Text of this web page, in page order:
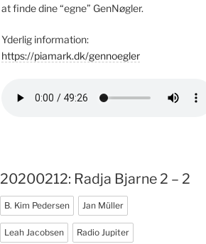
at finde dine “egne” GenNøgler.
Yderlig information:
https://piamark.dk/gennoegler
20200212: Radja Bjarne 2 – 2
B. Kim Pedersen Jan Müller
Leah Jacobsen Radio Jupiter